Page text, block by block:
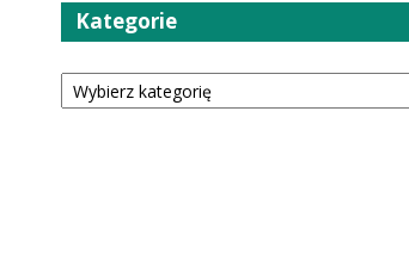
Kategorie
Kategorie